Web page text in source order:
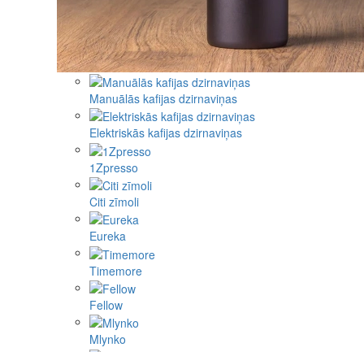
Manuālās kafijas dzirnaviņas
Elektriskās kafijas dzirnaviņas
1Zpresso
Citi zīmoli
Eureka
Timemore
Fellow
Mlynko